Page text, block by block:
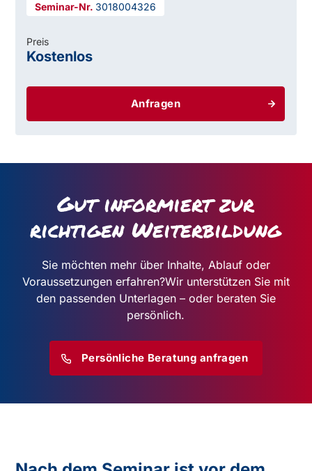
3018004326
Anfragen
Preis
Kostenlos
Gut informiert zur
richtigen Weiterbildung
Sie möchten mehr über Inhalte, Ablauf oder
Voraussetzungen erfahren?Wir unterstützen Sie mit
den passenden Unterlagen – oder beraten Sie
persönlich.
Persönliche Beratung anfragen